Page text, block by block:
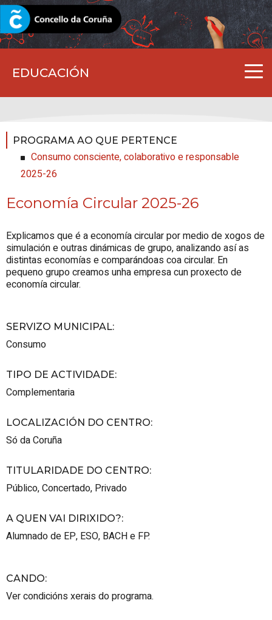
EDUCACIÓN
CORUNA.GAL
PROGRAMA AO QUE PERTENCE
Consumo consciente, colaborativo e responsable
2025-26
Economía Circular 2025-26
Explicamos que é a economía circular por medio de xogos de
simulación e outras dinámicas de grupo, analizando así as
distintas economías e comparándoas coa circular. En
pequeno grupo creamos unha empresa cun proxecto de
economía circular.
SERVIZO MUNICIPAL:
Consumo
TIPO DE ACTIVIDADE:
Complementaria
LOCALIZACIÓN DO CENTRO:
Só da Coruña
TITULARIDADE DO CENTRO:
Público,Concertado, Privado
A QUEN VAI DIRIXIDO?:
Alumnado de EP, ESO, BACH e FP.
CANDO:
Ver condicións xerais do programa.